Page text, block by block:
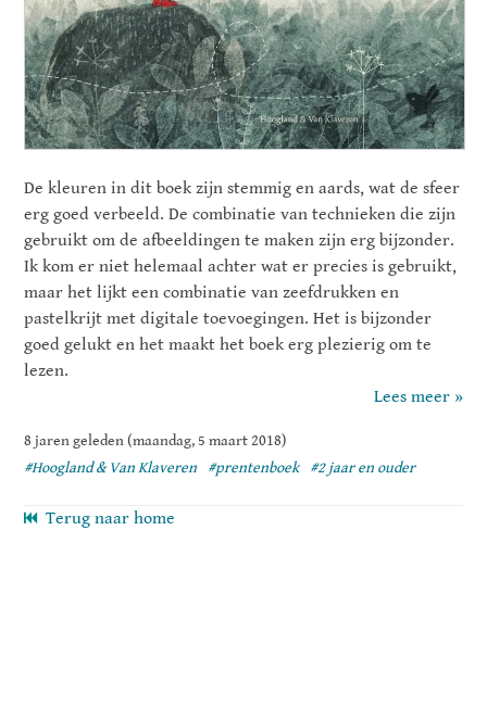
De kleuren in dit boek zijn stemmig en aards, wat de sfeer
erg goed verbeeld. De combinatie van technieken die zijn
gebruikt om de afbeeldingen te maken zijn erg bijzonder.
Ik kom er niet helemaal achter wat er precies is gebruikt,
maar het lijkt een combinatie van zeefdrukken en
pastelkrijt met digitale toevoegingen. Het is bijzonder
goed gelukt en het maakt het boek erg plezierig om te
lezen.
Lees meer »
8 jaren geleden (maandag, 5 maart 2018)
#Hoogland & Van Klaveren
#prentenboek #2 jaar en ouder
Terug naar home